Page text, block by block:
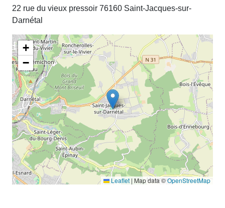
22 rue du vieux pressoir 76160 Saint-Jacques-sur-
Darnétal
+
−
Leaflet | Map data ©OpenStreetMap